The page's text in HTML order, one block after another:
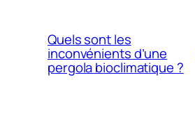
Quels sont les
inconvénients d’une
pergola bioclimatique ?